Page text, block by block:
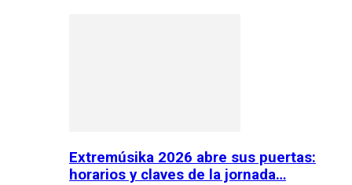
Extremúsika 2026 abre sus puertas:
horarios y claves de la jornada…